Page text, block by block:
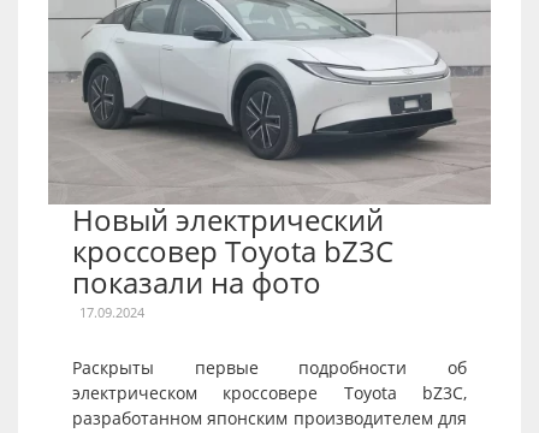
Новый электрический
кроссовер Toyota bZ3C
показали на фото
17.09.2024
Раскрыты первые подробности об
электрическом кроссовере Toyota bZ3C,
разработанном японским производителем для